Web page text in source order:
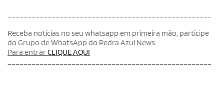
Receba notícias no seu whatsapp em primeira mão, participe
do Grupo de WhatsApp do Pedra Azul News.
Para entrarCLIQUE AQUI